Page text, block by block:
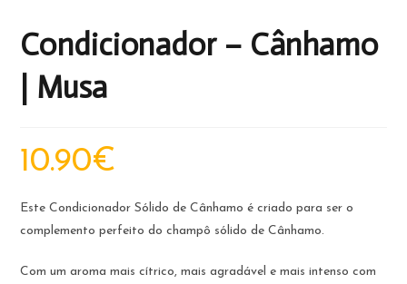
Condicionador – Cânhamo
| Musa
10.90€
Este Condicionador Sólido de Cânhamo é criado para ser o
complemento perfeito do champô sólido de Cânhamo.
Com um aroma mais cítrico, mais agradável e mais intenso com